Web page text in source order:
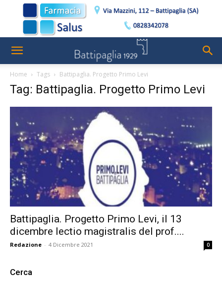
Home Tags Battipaglia. Progetto Primo Levi
Tag: Battipaglia. Progetto Primo Levi
Battipaglia. Progetto Primo Levi, il 13
dicembre lectio magistralis del prof....
Redazione - 4 Dicembre 2021 0
Cerca